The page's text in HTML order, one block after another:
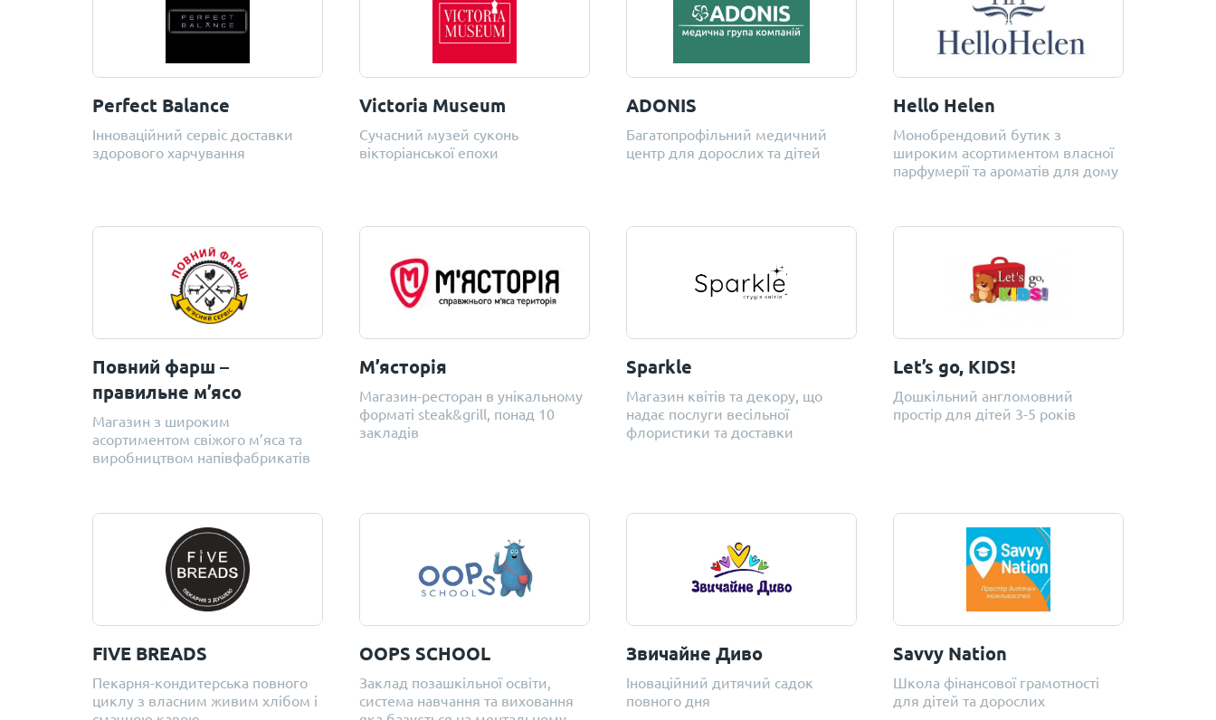
Perfect Balance
Інноваційний сервіс доставки
здорового харчування
Victoria Museum
Сучасний музей суконь
вікторіанської епохи
ADONIS
Багатопрофільний медичний
центр для дорослих та дітей
Hello Helen
Монобрендовий бутик з
широким асортиментом власної
парфумерії та ароматів для дому
Повний фарш –
правильне м’ясо
Магазин з широким
асортиментом свіжого м’яса та
виробництвом напівфабрикатів
М’ясторія
Магазин-ресторан в унікальному
форматі steak&grill, понад 10
закладів
Sparkle
Магазин квітів та декору, що
надає послуги весільної
флористики та доставки
Let’s go, KIDS!
Дошкільний англомовний
простір для дітей 3-5 років
FIVE BREADS
Пекарня-кондитерська повного
циклу з власним живим хлібом і
OOPS SCHOOL
Заклад позашкільної освіти,
система навчання та виховання
Звичайне Диво
Іноваційний дитячий садок
повного дня
Savvy Nation
Школа фінансової грамотності
для дітей та дорослих